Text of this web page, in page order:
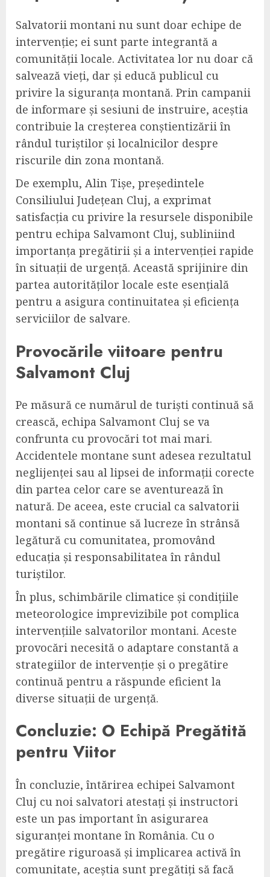
Salvatorii montani nu sunt doar echipe de
intervenție; ei sunt parte integrantă a
comunității locale. Activitatea lor nu doar că
salvează vieți, dar și educă publicul cu
privire la siguranța montană. Prin campanii
de informare și sesiuni de instruire, aceștia
contribuie la creșterea conștientizării în
rândul turiștilor și localnicilor despre
riscurile din zona montană.
De exemplu, Alin Tișe, președintele
Consiliului Județean Cluj, a exprimat
satisfacția cu privire la resursele disponibile
pentru echipa Salvamont Cluj, subliniind
importanța pregătirii și a intervenției rapide
în situații de urgență. Această sprijinire din
partea autorităților locale este esențială
pentru a asigura continuitatea și eficiența
serviciilor de salvare.
Provocările viitoare pentru
Salvamont Cluj
Pe măsură ce numărul de turiști continuă să
crească, echipa Salvamont Cluj se va
confrunta cu provocări tot mai mari.
Accidentele montane sunt adesea rezultatul
neglijenței sau al lipsei de informații corecte
din partea celor care se aventurează în
natură. De aceea, este crucial ca salvatorii
montani să continue să lucreze în strânsă
legătură cu comunitatea, promovând
educația și responsabilitatea în rândul
turiștilor.
În plus, schimbările climatice și condițiile
meteorologice imprevizibile pot complica
intervențiile salvatorilor montani. Aceste
provocări necesită o adaptare constantă a
strategiilor de intervenție și o pregătire
continuă pentru a răspunde eficient la
diverse situații de urgență.
Concluzie: O Echipă Pregătită
pentru Viitor
În concluzie, întărirea echipei Salvamont
Cluj cu noi salvatori atestați și instructori
este un pas important în asigurarea
siguranței montane în România. Cu o
pregătire riguroasă și implicarea activă în
comunitate, aceștia sunt pregătiți să facă